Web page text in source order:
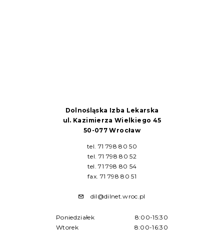
Dolnośląska Izba Lekarska
ul. Kazimierza Wielkiego 45
50-077 Wrocław
tel. 71 798 80 50
tel. 71 798 80 52
tel. 71 798 80 54
fax. 71 798 80 51
dil@dilnet.wroc.pl
Poniedziałek
8:00-15:30
Wtorek
8:00-16:30